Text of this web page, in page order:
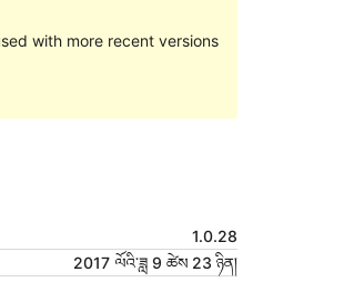
with more recent versions
1.0.28
2017 ལོའི་ཟླ 9 ཚེས 23 ཉིན།